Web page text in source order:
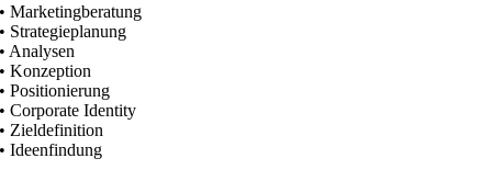
• Marketingberatung
• Strategieplanung
• Analysen
• Konzeption
• Positionierung
• Corporate Identity
• Zieldefinition
• Ideenfindung